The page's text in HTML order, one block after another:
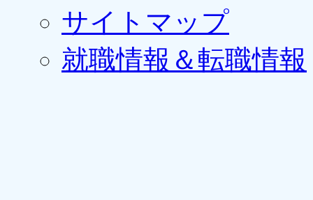
サイトマップ
就職情報＆転職情報